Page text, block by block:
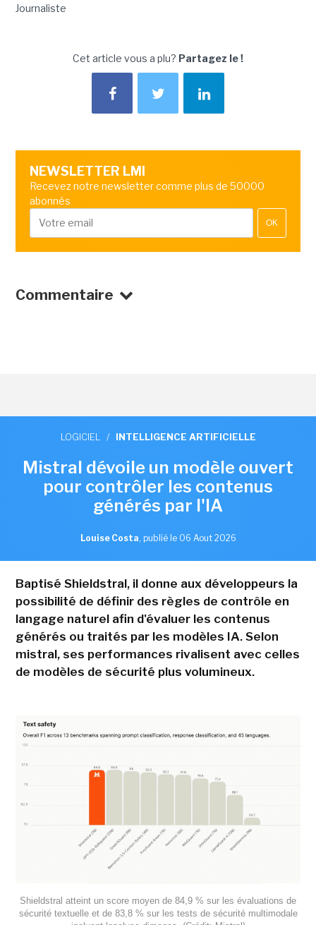
Journaliste
Cet article vous a plu? Partagez le !
NEWSLETTER LMI
Recevez notre newsletter comme plus de 50000
abonnés
OK
Commentaire
LOGICIEL / INTELLIGENCE ARTIFICIELLE
Mistral dévoile un modèle ouvert
pour contrôler les contenus
générés par l'IA
Louise Costa, publié le 06 Aout 2026
Baptisé Shieldstral, il donne aux développeurs la
possibilité de définir des règles de contrôle en
langage naturel afin d'évaluer les contenus
générés ou traités par les modèles IA. Selon
mistral, ses performances rivalisent avec celles
de modèles de sécurité plus volumineux.
Shieldstral atteint un score moyen de 84,9 % sur les évaluations de
sécurité textuelle et de 83,8 % sur les tests de sécurité multimodale